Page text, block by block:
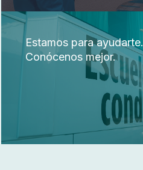
Estamos para ayudarte.
Conócenos mejor.